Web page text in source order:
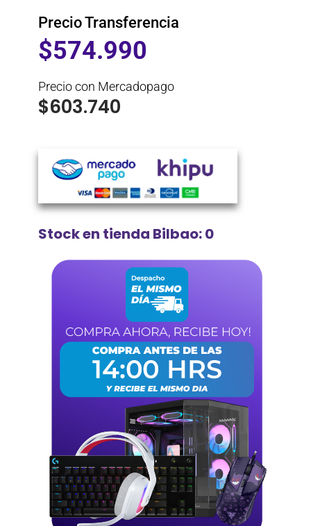
Precio Transferencia
$574.990
Precio con Mercadopago
$603.740
Stock en tienda Bilbao: 0